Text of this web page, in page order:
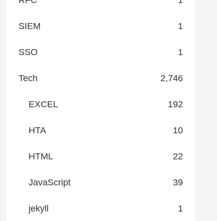
SIEM 1
SSO 1
Tech 2,746
EXCEL 192
HTA 10
HTML 22
JavaScript 39
jekyll 1